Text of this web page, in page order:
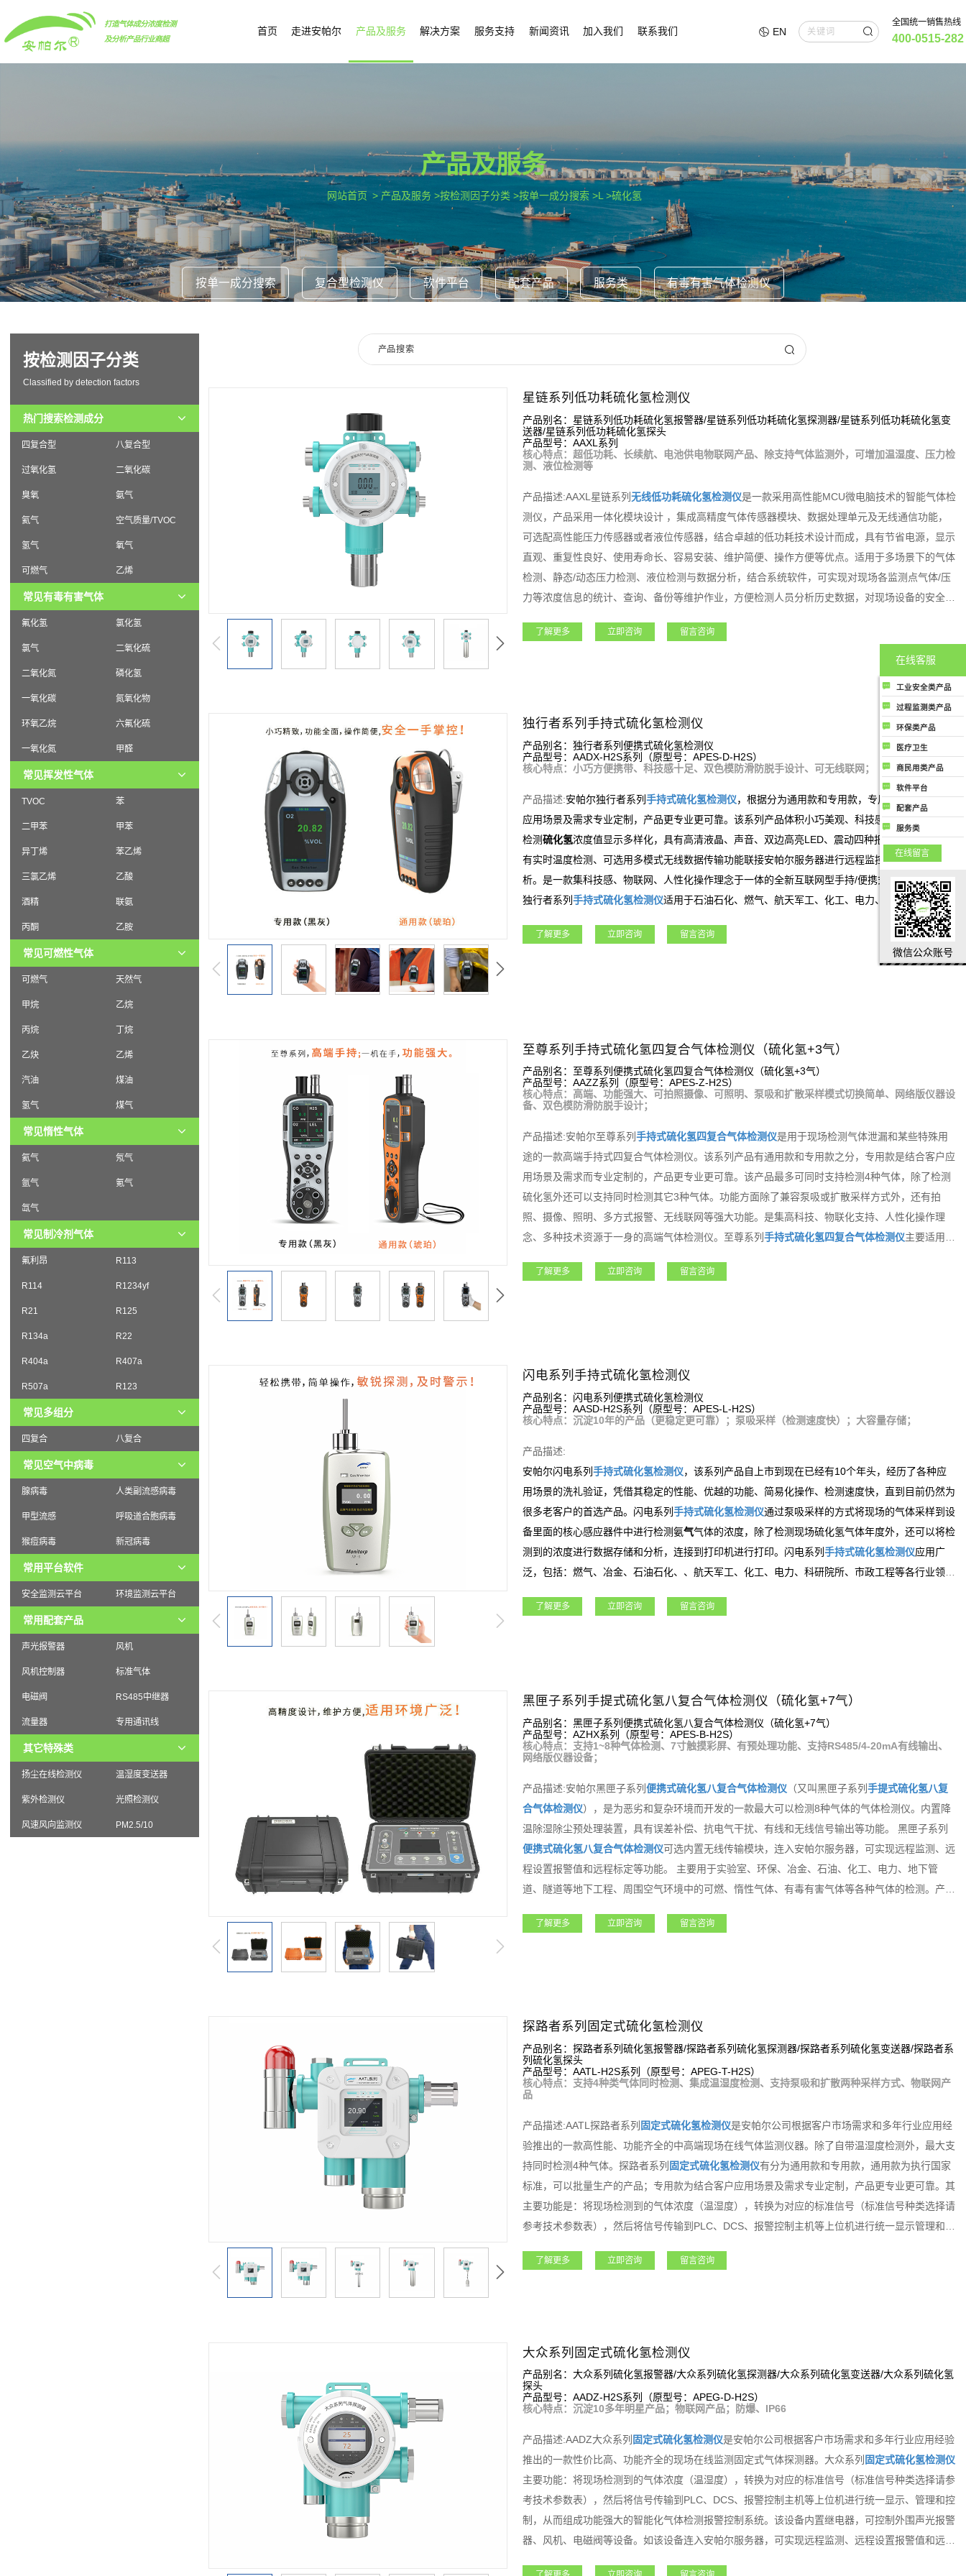
打造气体成分浓度检测
及分析产品行业商超
首页 走进安帕尔 产品及服务 解决方案 服务支持 新闻资讯 加入我们 联系我们 EN
全国统一销售热线
400-0515-282
产品及服务
网站首页 > 产品及服务 >按检测因子分类 >按单一成分搜索 >L >硫化氢
按单一成分搜索 复合型检测仪 软件平台 配套产品 服务类 有毒有害气体检测仪
按检测因子分类
Classified by detection factors
热门搜索检测成分
四复合型 八复合型
过氧化氢 二氧化碳
臭氧 氨气
氦气 空气质量/TVOC
氢气 氧气
可燃气 乙烯
常见有毒有害气体
氟化氢 氯化氢
氯气 二氧化硫
二氧化氮 磷化氢
一氧化碳 氮氧化物
环氧乙烷 六氟化硫
一氧化氮 甲醛
常见挥发性气体
TVOC 苯
二甲苯 甲苯
异丁烯 苯乙烯
三氯乙烯 乙酸
酒精 联氨
丙酮 乙胺
常见可燃性气体
可燃气 天然气
甲烷 乙烷
丙烷 丁烷
乙炔 乙烯
汽油 煤油
氢气 煤气
常见惰性气体
氦气 氖气
氩气 氪气
氙气
常见制冷剂气体
氟利昂 R113
R114 R1234yf
R21 R125
R134a R22
R404a R407a
R507a R123
常见多组分
四复合 八复合
常见空气中病毒
腺病毒 人类副流感病毒
甲型流感 呼吸道合胞病毒
猴痘病毒 新冠病毒
常用平台软件
安全监测云平台 环境监测云平台
常用配套产品
声光报警器 风机
风机控制器 标准气体
电磁阀 RS485中继器
流量器 专用通讯线
其它特殊类
扬尘在线检测仪 温湿度变送器
紫外检测仪 光照检测仪
风速风向监测仪 PM2.5/10
星链系列低功耗硫化氢检测仪
产品别名：星链系列低功耗硫化氢报警器/星链系列低功耗硫化氢探测器/星链系列低功耗硫化氢变
送器/星链系列低功耗硫化氢探头
产品型号：AAXL系列
核心特点：超低功耗、长续航、电池供电物联网产品、除支持气体监测外，可增加温湿度、压力检
测、液位检测等
产品描述:AAXL星链系列 无线低功耗硫化氢检测仪是一款采用高性能MCU微电脑技术的智能气体检
测仪，产品采用一体化模块设计 ，集成高精度气体传感器模块、数据处理单元及无线通信功能，
可选配高性能压力传感器或者液位传感器，结合卓越的低功耗技术设计而成，具有节省电源，显示
直观、重复性良好、使用寿命长、容易安装、维护简便、操作方便等优点。适用于多场景下的气体
检测、静态/动态压力检测、液位检测与数据分析，结合系统软件，可实现对现场各监测点气体/压
力等浓度信息的统计、查询、备份等维护作业，方便检测人员分析历史数据，对现场设备的安全风
时性，降低设备使用风险。
了解更多 立即咨询 留言咨询
独行者系列手持式硫化氢检测仪
产品别名：独行者系列便携式硫化氢检测仪
产品型号：AADX-H2S系列（原型号：APES-D-H2S）
核心特点：小巧方便携带、科技感十足、双色模防滑防脱手设计、可无线联网；
产品描述:安帕尔独行者系列 手持式硫化氢检测仪，根据分为通用款和专用款，专用款为结合客户
应用场景及需求专业定制，产品更专业更可靠。该系列产品体积小巧美观、科技感强、携带方便，
检测硫化氢浓度值显示多样化，具有高清液晶、声音、双边高亮LED、震动四种报警方式，同时具
有实时温度检测、可选用多模式无线数据传输功能联接安帕尔服务器进行远程监控、数据存储和分
析。是一款集科技感、物联网、人性化操作理念于一体的全新互联网型手持/便携式气体检测仪。
独行者系列 手持式硫化氢检测仪适用于石油石化、燃气、航天军工、化工、电力、科研院所、市政
了解更多 立即咨询 留言咨询
至尊系列手持式硫化氢四复合气体检测仪（硫化氢+3气）
产品别名：至尊系列便携式硫化氢四复合气体检测仪（硫化氢+3气）
产品型号：AAZZ系列（原型号：APES-Z-H2S）
核心特点：高端、功能强大、可拍照摄像、可照明、泵吸和扩散采样模式切换简单、网络版仪器设
备、双色模防滑防脱手设计；
产品描述:安帕尔至尊系列 手持式硫化氢四复合气体检测仪是用于现场检测气体泄漏和某些特殊用
途的一款高端手持式四复合气体检测仪。该系列产品有通用款和专用款之分，专用款是结合客户应
用场景及需求而专业定制的，产品更专业更可靠。该产品最多可同时支持检测4种气体，除了检测
硫化氢外还可以支持同时检测其它3种气体。功能方面除了兼容泵吸或扩散采样方式外，还有拍
照、摄像、照明、多方式报警、无线联网等强大功能。是集高科技、物联化支持、人性化操作理
念、多种技术资源于一身的高端气体检测仪。至尊系列 手持式硫化氢四复合气体检测仪主要适用于
借其超强的功能和性能获得广大用户朋友高度的认可和赞誉！
了解更多 立即咨询 留言咨询
闪电系列手持式硫化氢检测仪
产品别名：闪电系列便携式硫化氢检测仪
产品型号：AASD-H2S系列（原型号：APES-L-H2S）
核心特点：沉淀10年的产品（更稳定更可靠）；泵吸采样（检测速度快）；大容量存储；
产品描述:
安帕尔闪电系列手持式硫化氢检测仪，该系列产品自上市到现在已经有10个年头，经历了各种应
用场景的洗礼验证，凭借其稳定的性能、优越的功能、简易化操作、检测速度快，直到目前仍然为
很多老客户的首选产品。闪电系列手持式硫化氢检测仪通过泵吸采样的方式将现场的气体采样到设
备里面的核心感应器件中进行检测氨气气体的浓度，除了检测现场硫化氢气体年度外，还可以将检
测到的浓度进行数据存储和分析，连接到打印机进行打印。闪电系列手持式硫化氢检测仪应用广
泛，包括：燃气、冶金、石油石化、、航天军工、化工、电力、科研院所、市政工程等各行业领
了解更多 立即咨询 留言咨询
黑匣子系列手提式硫化氢八复合气体检测仪（硫化氢+7气）
产品别名：黑匣子系列便携式硫化氢八复合气体检测仪（硫化氢+7气）
产品型号：AZHX系列（原型号：APES-B-H2S）
核心特点：支持1~8种气体检测、7寸触摸彩屏、有预处理功能、支持RS485/4-20mA有线输出、
网络版仪器设备；
产品描述:安帕尔黑匣子系列 便携式硫化氢八复合气体检测仪 （又叫黑匣子系列 手提式硫化氢八复
合气体检测仪），是为恶劣和复杂环境而开发的一款最大可以检测8种气体的气体检测仪。内置降
温除湿除尘预处理装置，具有误差补偿、抗电气干扰、有线和无线信号输出等功能。 黑匣子系列
便携式硫化氢八复合气体检测仪可选内置无线传输模块，连入安帕尔服务器，可实现远程监测、远
程设置报警值和远程标定等功能。 主要用于实验室、环保、冶金、石油、化工、电力、地下管
道、隧道等地下工程、周围空气环境中的可燃、惰性气体、有毒有害气体等各种气体的检测。产品
了解更多 立即咨询 留言咨询
探路者系列固定式硫化氢检测仪
产品别名：探路者系列硫化氢报警器/探路者系列硫化氢探测器/探路者系列硫化氢变送器/探路者系
列硫化氢探头
产品型号：AATL-H2S系列（原型号：APEG-T-H2S）
核心特点：支持4种类气体同时检测、集成温湿度检测、支持泵吸和扩散两种采样方式、物联网产
品
产品描述:AATL探路者系列 固定式硫化氢检测仪是安帕尔公司根据客户市场需求和多年行业应用经
验推出的一款高性能、功能齐全的中高端现场在线气体监测仪器。除了自带温湿度检测外，最大支
持同时检测4种气体。探路者系列 固定式硫化氢检测仪有分为通用款和专用款，通用款为执行国家
标准，可以批量生产的产品；专用款为结合客户应用场景及需求专业定制，产品更专业更可靠。其
主要功能是：将现场检测到的气体浓度（温湿度），转换为对应的标准信号（标准信号种类选择请
参考技术参数表），然后将信号传输到PLC、DCS、报警控制主机等上位机进行统一显示管理和控
电器，可控制外围声光报警器、风机、电磁阀等设备。支持选配定位、震动检测等多种功能，如该
了解更多 立即咨询 留言咨询
大众系列固定式硫化氢检测仪
产品别名：大众系列硫化氢报警器/大众系列硫化氢探测器/大众系列硫化氢变送器/大众系列硫化氢
探头
产品型号：AADZ-H2S系列（原型号：APEG-D-H2S）
核心特点：沉淀10多年明星产品；物联网产品；防爆、IP66
产品描述:AADZ大众系列 固定式硫化氢检测仪是安帕尔公司根据客户市场需求和多年行业应用经验
推出的一款性价比高、功能齐全的现场在线监测固定式气体探测器。大众系列 固定式硫化氢检测仪
主要功能：将现场检测到的气体浓度（温湿度），转换为对应的标准信号（标准信号种类选择请参
考技术参数表），然后将信号传输到PLC、DCS、报警控制主机等上位机进行统一显示、管理和控
制，从而组成功能强大的智能化气体检测报警控制系统。该设备内置继电器，可控制外围声光报警
器、风机、电磁阀等设备。如该设备连入安帕尔服务器，可实现远程监测、远程设置报警值和远程
在线客服
工业安全类产品
工业安全类产品主
要指用于各工业场
所中保护人民生命
健康和财务安全的
气体成分检测及分
析类相关产品；
过程监测类产品
过程监测类产品主
要是指用于生产制
造过程控制中提高
质量和生产效率用
的气体成分检测及
分析类相关产品
环保类产品
环保类产品主要指
用于监测大气环境
或提高大气空气质
量相关的所有气体
成分检测和分析类
产品
医疗卫生
医疗卫生类产品是
指用于医疗行业或
公共卫生领域相关
的所有气体成分检
测和分析类产品
商民用类产品
商民用类产品是指
商用或者民用用于
保护人类生命健康
或者财产安全相关
的气体成分检测和
分析类产品
软件平台
软件平台类产品是
指与气体成分检测
及分析相关的各种
应用场景上使用的
软件监测和管理云
平台、环保云平
台、过程监测管控
云平台等；
配套产品
配套产品
服务类
服务类指除了行业
硬件产品和软件产
供的气体成分监测
及分析行业相关的
服务
在线留言
微信公众账号